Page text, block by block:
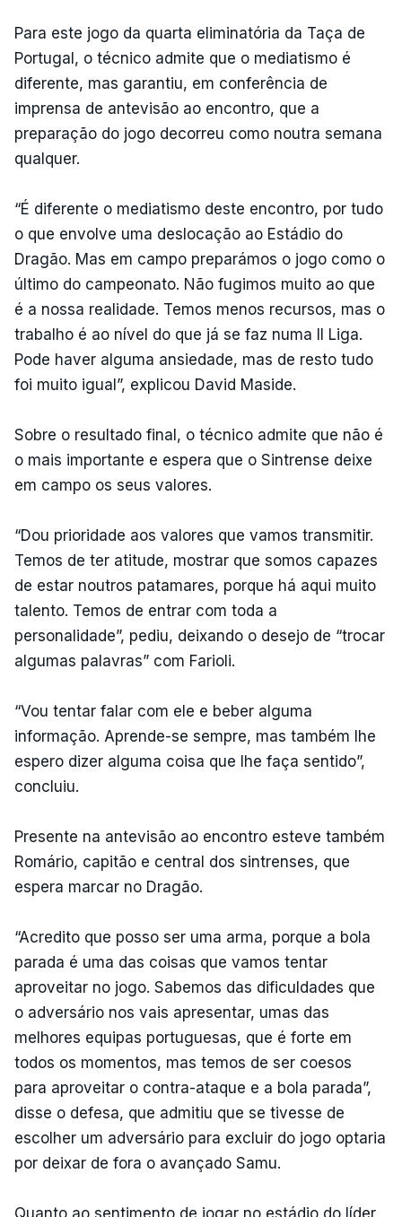
Para este jogo da quarta eliminatória da Taça de
Portugal, o técnico admite que o mediatismo é
diferente, mas garantiu, em conferência de
imprensa de antevisão ao encontro, que a
preparação do jogo decorreu como noutra semana
qualquer.
“É diferente o mediatismo deste encontro, por tudo
o que envolve uma deslocação ao Estádio do
Dragão. Mas em campo preparámos o jogo como o
último do campeonato. Não fugimos muito ao que
é a nossa realidade. Temos menos recursos, mas o
trabalho é ao nível do que já se faz numa II Liga.
Pode haver alguma ansiedade, mas de resto tudo
foi muito igual”, explicou David Maside.
Sobre o resultado final, o técnico admite que não é
o mais importante e espera que o Sintrense deixe
em campo os seus valores.
“Dou prioridade aos valores que vamos transmitir.
Temos de ter atitude, mostrar que somos capazes
de estar noutros patamares, porque há aqui muito
talento. Temos de entrar com toda a
personalidade”, pediu, deixando o desejo de “trocar
algumas palavras” com Farioli.
“Vou tentar falar com ele e beber alguma
informação. Aprende-se sempre, mas também lhe
espero dizer alguma coisa que lhe faça sentido”,
concluiu.
Presente na antevisão ao encontro esteve também
Romário, capitão e central dos sintrenses, que
espera marcar no Dragão.
“Acredito que posso ser uma arma, porque a bola
parada é uma das coisas que vamos tentar
aproveitar no jogo. Sabemos das dificuldades que
o adversário nos vais apresentar, umas das
melhores equipas portuguesas, que é forte em
todos os momentos, mas temos de ser coesos
para aproveitar o contra-ataque e a bola parada”,
disse o defesa, que admitiu que se tivesse de
escolher um adversário para excluir do jogo optaria
por deixar de fora o avançado Samu.
Quanto ao sentimento de jogar no estádio do líder